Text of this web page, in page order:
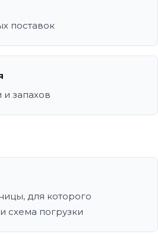
поставок
и запахов
для которого
схема погрузки